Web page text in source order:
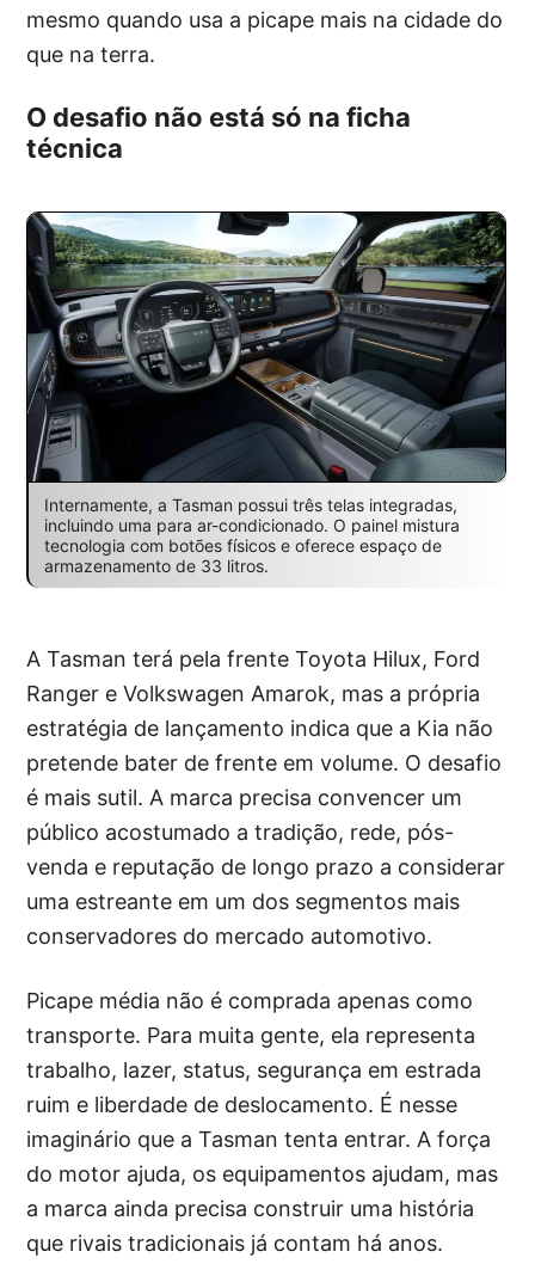
mesmo quando usa a picape mais na cidade do
que na terra.
O desafio não está só na ficha
técnica
Internamente, a Tasman possui três telas integradas,
incluindo uma para ar-condicionado. O painel mistura
tecnologia com botões físicos e oferece espaço de
armazenamento de 33 litros.
A Tasman terá pela frente Toyota Hilux, Ford
Ranger e Volkswagen Amarok, mas a própria
estratégia de lançamento indica que a Kia não
pretende bater de frente em volume. O desafio
é mais sutil. A marca precisa convencer um
público acostumado a tradição, rede, pós-
venda e reputação de longo prazo a considerar
uma estreante em um dos segmentos mais
conservadores do mercado automotivo.
Picape média não é comprada apenas como
transporte. Para muita gente, ela representa
trabalho, lazer, status, segurança em estrada
ruim e liberdade de deslocamento. É nesse
imaginário que a Tasman tenta entrar. A força
do motor ajuda, os equipamentos ajudam, mas
a marca ainda precisa construir uma história
que rivais tradicionais já contam há anos.